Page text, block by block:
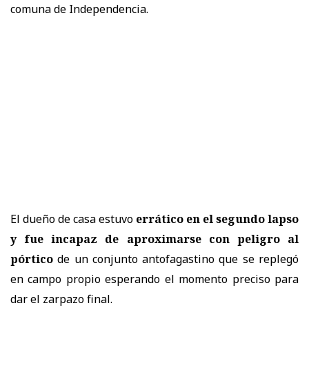
comuna de Independencia.
El dueño de casa estuvo errático en el segundo lapso
y fue incapaz de aproximarse con peligro al
pórtico de un conjunto antofagastino que se replegó
en campo propio esperando el momento preciso para
dar el zarpazo final.